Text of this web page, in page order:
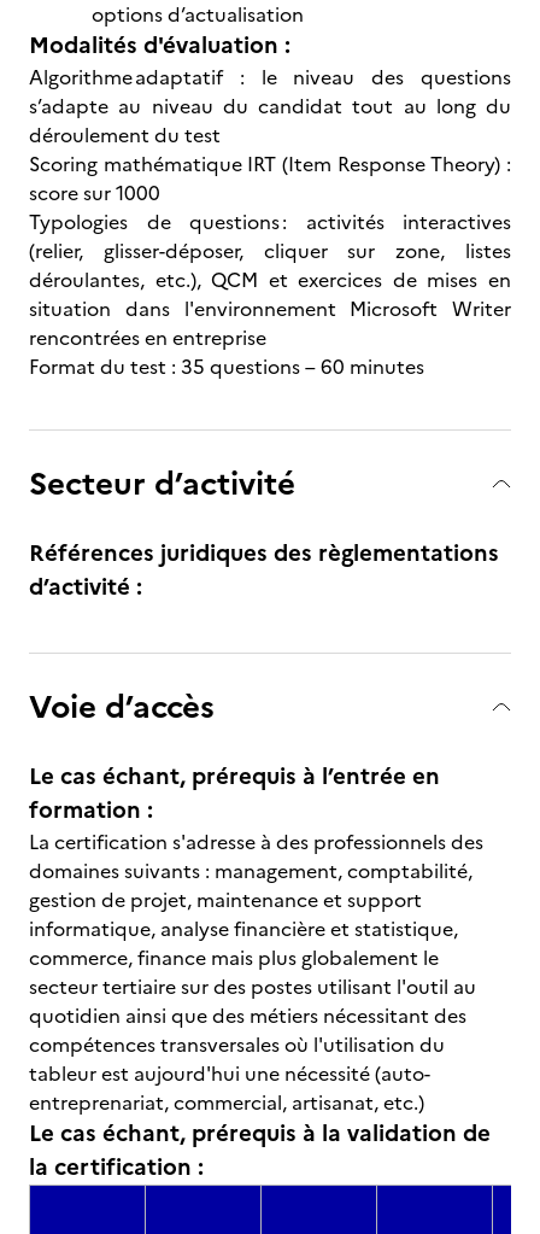
options d’actualisation
Modalités d'évaluation :
Algorithme adaptatif : le niveau des questions
s’adapte au niveau du candidat tout au long du
déroulement du test
Scoring mathématique IRT (Item Response Theory) :
score sur 1000
Typologies de questions : activités interactives
(relier, glisser-déposer, cliquer sur zone, listes
déroulantes, etc.), QCM et exercices de mises en
situation dans l'environnement Microsoft Writer
rencontrées en entreprise
Format du test : 35 questions – 60 minutes
Secteur d’activité
Références juridiques des règlementations
d’activité :
Voie d’accès
Le cas échant, prérequis à l’entrée en
formation :
La certification s'adresse à des professionnels des
domaines suivants : management, comptabilité,
gestion de projet, maintenance et support
informatique, analyse financière et statistique,
commerce, finance mais plus globalement le
secteur tertiaire sur des postes utilisant l'outil au
quotidien ainsi que des métiers nécessitant des
compétences transversales où l'utilisation du
tableur est aujourd'hui une nécessité (auto-
entreprenariat, commercial, artisanat, etc.)
Le cas échant, prérequis à la validation de
la certification :